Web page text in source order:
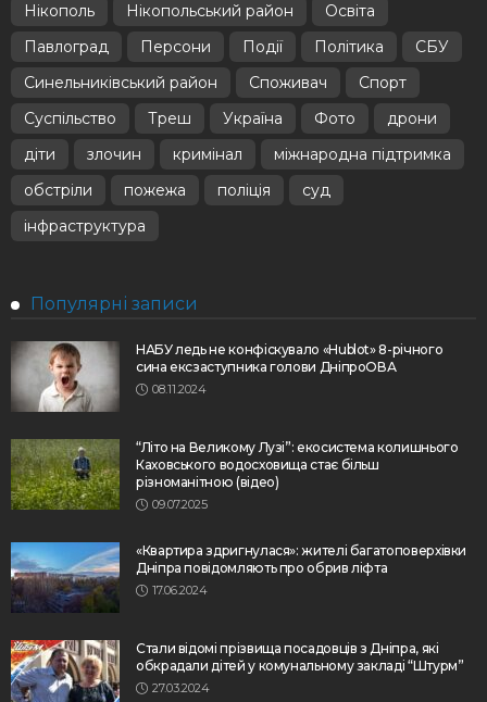
Нікополь
Нікопольський район
Освіта
Павлоград
Персони Події Політика
СБУ
Синельниківський район
Споживач
Спорт
Суспільство
Треш Україна Фото
дрони
діти
злочин кримінал
міжнародна підтримка
обстріли
пожежа поліція
суд
інфраструктура
Популярні записи
НАБУ ледь не конфіскувало «Hublot» 8-річного
сина ексзаступника голови ДніпроОВА
08.11.2024
“Літо на Великому Лузі”: екосистема колишнього
Каховського водосховища стає більш
різноманітною (відео)
09.07.2025
«Квартира здригнулася»: жителі багатоповерхівки
Дніпра повідомляють про обрив ліфта
17.06.2024
Стали відомі прізвища посадовців з Дніпра, які
обкрадали дітей у комунальному закладі “Штурм”
27.03.2024